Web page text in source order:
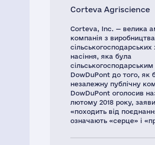
Corteva Agriscience
Corteva, Inc. — велика
компанія з виробництва
сільськогосподарських
насіння, яка була
сільськогосподарським
DowDuPont до того, як
незалежну публічну
DowDuPont оголосив
лютому 2018 року,
«походить від
означають «серце» і